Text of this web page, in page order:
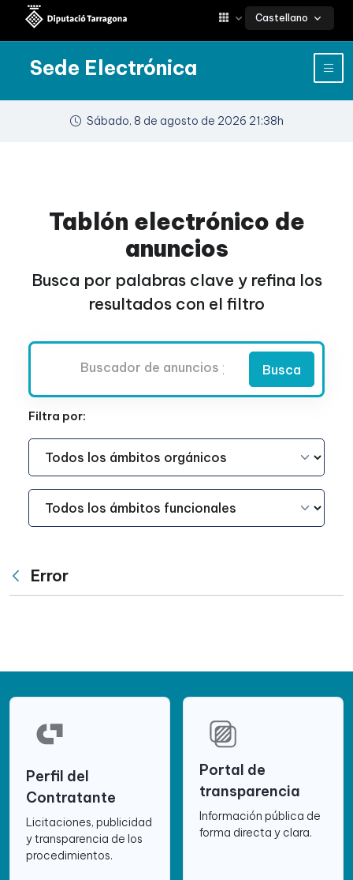
Castellano
Sede Electrónica
Sábado, 8 de agosto de 2026 21:38h
Tablón electrónico de
anuncios
Busca por palabras clave y refina los
resultados con el filtro
Busca
Filtra por:
Ámbito Funcional
Ámbito Funcional
Atrás
Error
Perfil del
Contratante
Licitaciones, publicidad
y transparencia de los
procedimientos.
Portal de
transparencia
Información pública de
forma directa y clara.